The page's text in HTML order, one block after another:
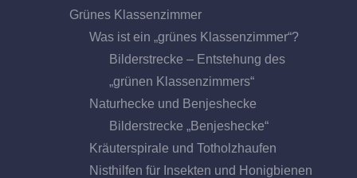
Grünes Klassenzimmer
Was ist ein „grünes Klassenzimmer“?
Bilderstrecke – Entstehung des
„grünen Klassenzimmers“
Naturhecke und Benjeshecke
Bilderstrecke „Benjeshecke“
Kräuterspirale und Totholzhaufen
Nisthilfen für Insekten und Honigbienen